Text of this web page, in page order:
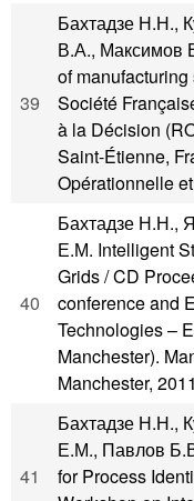
39
Бахтадзе Н.Н.,
В.А., Максимов
of
Société
à la Décision
Saint-Étienne,
Opérationnelle
40
Бахтадзе Н.Н.,
Е.М. Intelligent
Grids / CD
conference and
Technologies –
Manchester).
Manchester,
41
Бахтадзе Н.Н.,
Е.М., Павлов
for Process